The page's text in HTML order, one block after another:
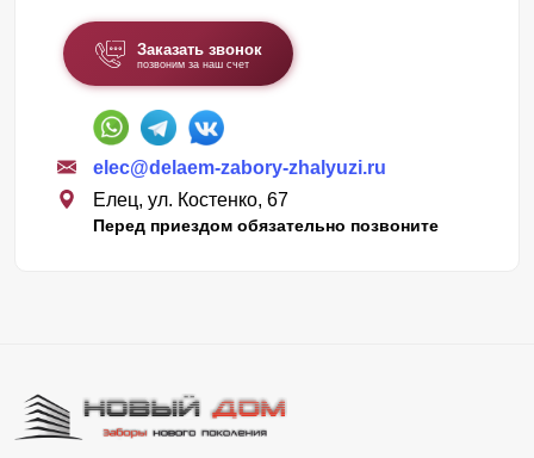
Заказать звонок
позвоним за наш счет
elec@delaem-zabory-zhalyuzi.ru
Елец, ул. Костенко, 67
Перед приездом обязательно позвоните